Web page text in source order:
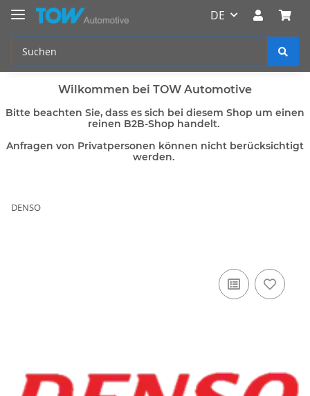
DE
Wilkommen bei TOW Automotive
Bitte beachten Sie, dass es sich bei diesem Shop um einen
reinen B2B-Shop handelt.
Anfragen von Privatpersonen können nicht berücksichtigt
werden.
DENSO